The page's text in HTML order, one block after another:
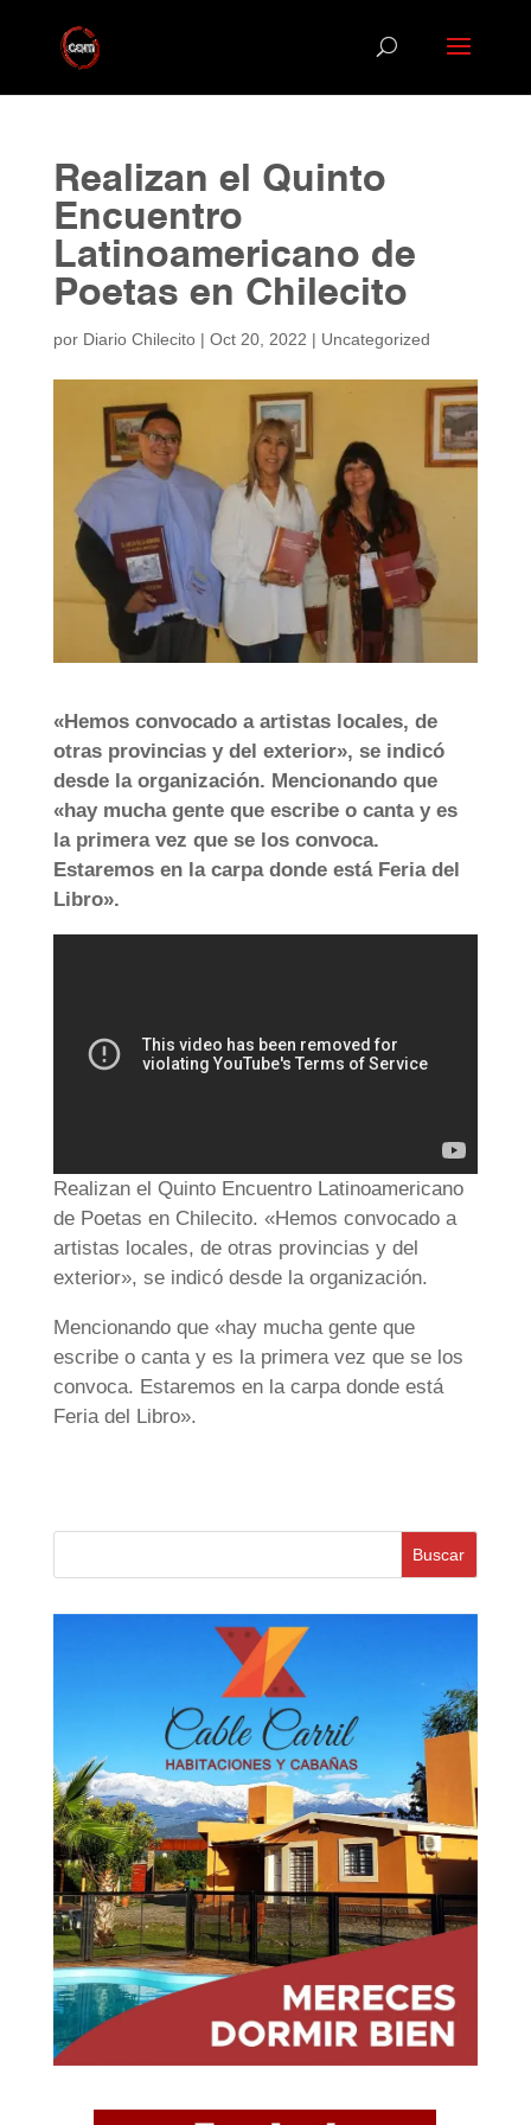
Realizan el Quinto
Encuentro
Latinoamericano de
Poetas en Chilecito
por Diario Chilecito| Oct 20, 2022 | Uncategorized
«Hemos convocado a artistas locales, de
otras provincias y del exterior», se indicó
desde la organización. Mencionando que
«hay mucha gente que escribe o canta y es
la primera vez que se los convoca.
Estaremos en la carpa donde está Feria del
Libro».
Realizan el Quinto Encuentro Latinoamericano
de Poetas en Chilecito. «Hemos convocado a
artistas locales, de otras provincias y del
exterior», se indicó desde la organización.
Mencionando que «hay mucha gente que
escribe o canta y es la primera vez que se los
convoca. Estaremos en la carpa donde está
Feria del Libro».
Buscar